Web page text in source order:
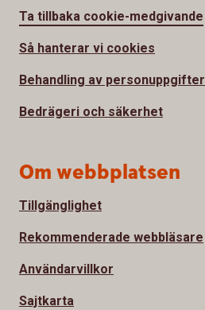
Ta tillbaka cookie-medgivande
Så hanterar vi cookies
Behandling av personuppgifter
Bedrägeri och säkerhet
Om webbplatsen
Tillgänglighet
Rekommenderade webbläsare
Användarvillkor
Sajtkarta